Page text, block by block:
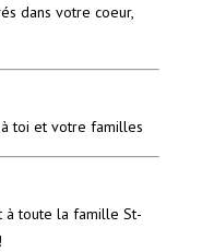
dans votre coeur,
à toi et votre familles
à toute la famille St-